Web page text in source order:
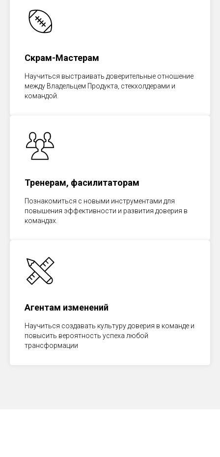
Скрам-Мастерам
Научиться выстраивать доверительные отношение
между Владельцем Продукта, стекхолдерами и
командой.
Тренерам, фасилитаторам
Познакомиться с новыми инструментами для
повышения эффективности и развития доверия в
командах.
Агентам изменений
Научиться создавать культуру доверия в команде и
повысить вероятность успеха любой
трансформации